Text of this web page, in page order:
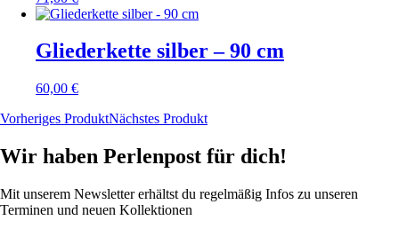
Gliederkette silber – 90 cm
60,00 €
Vorheriges ProduktNächstes Produkt
Wir haben Perlenpost für dich!
Mit unserem Newsletter erhältst du regelmäßig Infos zu unseren
Terminen und neuen Kollektionen